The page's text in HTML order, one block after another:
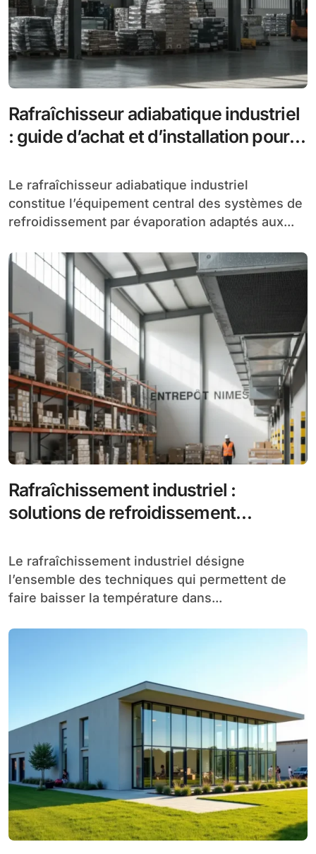
Rafraîchisseur adiabatique industriel
: guide d’achat et d’installation pour
Le rafraîchisseur adiabatique industriel
constitue l’équipement central des systèmes de
refroidissement par évaporation adaptés aux...
Rafraîchissement industriel :
solutions de refroidissement
Le rafraîchissement industriel désigne
l’ensemble des techniques qui permettent de
faire baisser la température dans...